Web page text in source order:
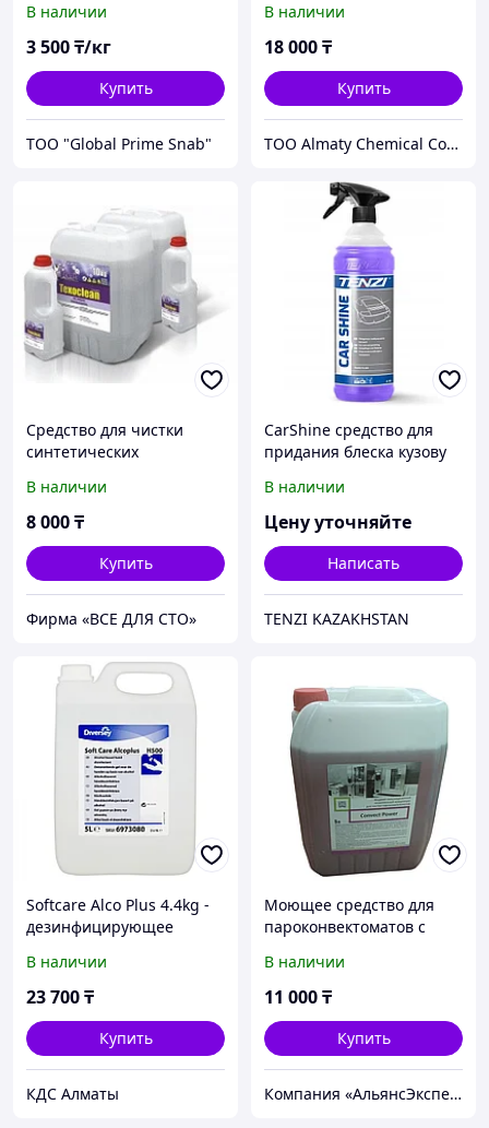
Неолайт-28
В наличии
3 500₸/кг
Купить
ТОО "Global Prime Snab"
В наличии
18 000₸
Купить
ТОО Almaty Chemical Company
Средство для чистки
синтетических
поверхностей Texoclean
Extra 10 кг
В наличии
8 000₸
Купить
Фирма «ВСЕ ДЛЯ СТО»
CarShine средство для
придания блеска кузову
В наличии
Цену уточняйте
Написать
TENZI KAZAKHSTAN
Softcare Alco Plus 4.4kg -
дезинфицирующее
спиртовой основе
В наличии
23 700₸
Купить
КДС Алматы
Моющее средство для
пароконвектоматов с
мойки. 5 л. Convect Power
В наличии
11 000₸
Купить
Компания «АльянсЭксперт» - Комплексное решение для Вашего Бизнеса!